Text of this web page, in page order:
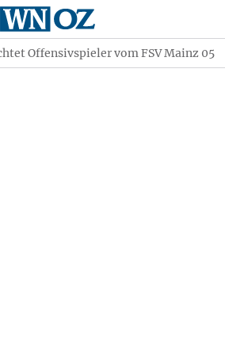
Offensivspieler vom FSV Mainz 05